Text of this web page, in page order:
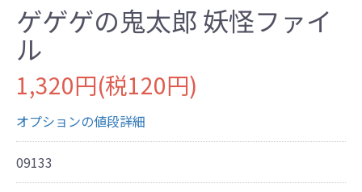
ゲゲゲの鬼太郎 妖怪ファイ
ル
1,320円(税120円)
オプションの値段詳細
09133